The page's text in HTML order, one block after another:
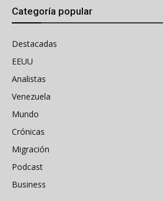
Categoría popular
Destacadas
EEUU
Analistas
Venezuela
Mundo
Crónicas
Migración
Podcast
Business